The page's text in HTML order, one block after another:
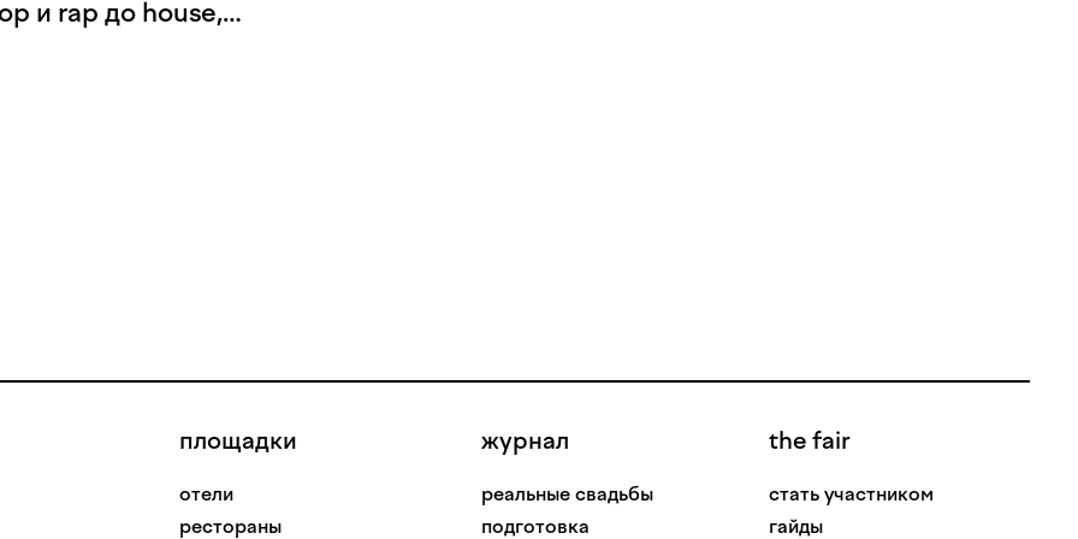
и rap до house,
площадки
отели
рестораны
журнал
реальные свадьбы
подготовка
the fair
стать участником
гайды